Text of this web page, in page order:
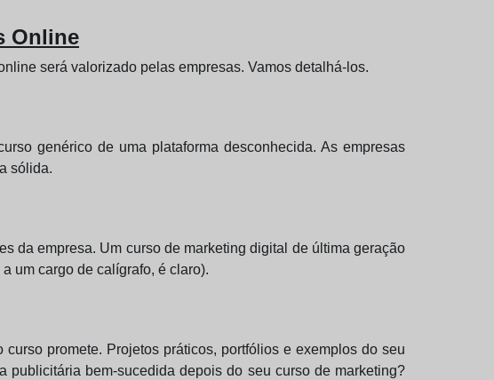
Online
será valorizado pelas empresas. Vamos detalhá-los.
genérico de uma plataforma desconhecida. As empresas
sólida.
da empresa. Um curso de marketing digital de última geração
um cargo de calígrafo, é claro).
promete. Projetos práticos, portfólios e exemplos do seu
publicitária bem-sucedida depois do seu curso de marketing?